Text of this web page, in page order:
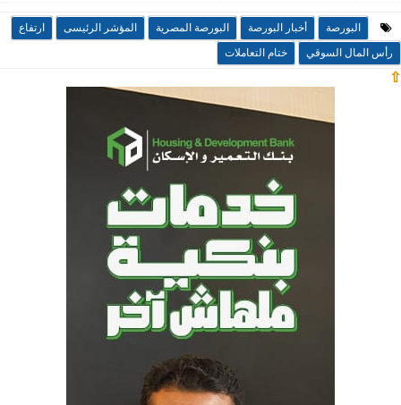
البورصة أخبار البورصة البورصة المصرية المؤشر الرئيسى
ارتفاع
رأس المال السوقي
ختام التعاملات
⇧